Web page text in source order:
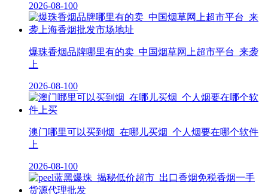
2026-08-100
爆珠香烟品牌哪里有的卖_中国烟草网上超市平台_来袭
上
2026-08-100
澳门哪里可以买到烟_在哪儿买烟_个人烟要在哪个软件
上
2026-08-100